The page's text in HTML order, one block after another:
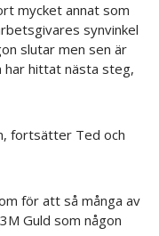
mycket annat som
synvinkel
slutar men sen är
hittat nästa steg,
fortsätter Ted och
för att så många av
Guld som någon